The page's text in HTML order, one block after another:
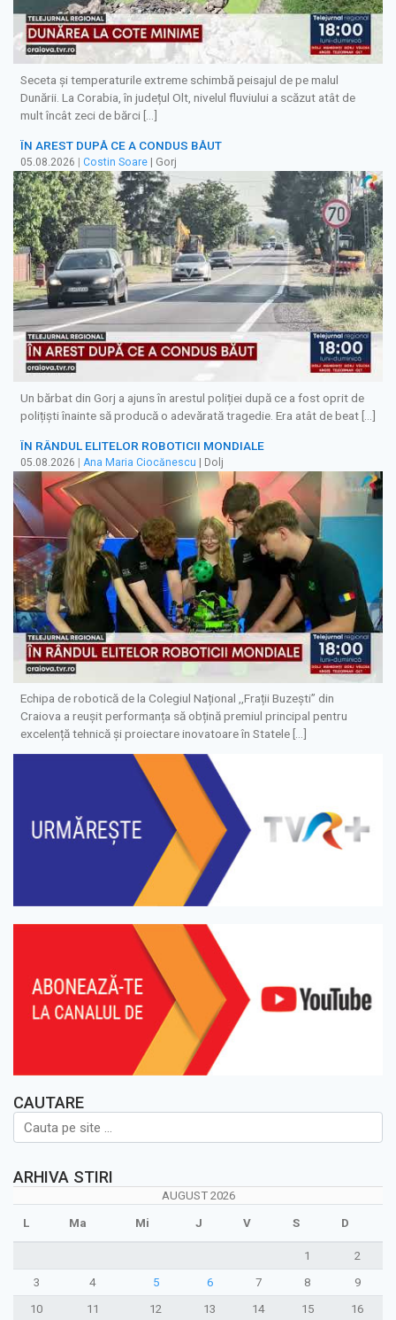
Seceta și temperaturile extreme schimbă peisajul de pe malul
Dunării. La Corabia, în județul Olt, nivelul fluviului a scăzut atât de
mult încât zeci de bărci […]
ÎN AREST DUPĂ CE A CONDUS BĂUT
05.08.2026 Costin Soare | Gorj
Un bărbat din Gorj a ajuns în arestul poliției după ce a fost oprit de
polițiști înainte să producă o adevărată tragedie. Era atât de beat […]
ÎN RÂNDUL ELITELOR ROBOTICII MONDIALE
05.08.2026 Ana Maria Ciocănescu | Dolj
Echipa de robotică de la Colegiul Național ,,Frații Buzești” din
Craiova a reușit performanța să obțină premiul principal pentru
excelență tehnică și proiectare inovatoare în Statele […]
CAUTARE
ARHIVA STIRI
AUGUST 2026
L Ma Mi J V S D
1
2
3
4 5 6 7 8
9
10
11 12 13 14 15
16